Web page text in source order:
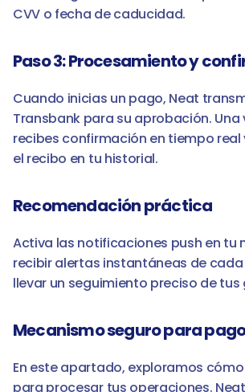
CVV o fecha de caducidad.
Paso 3: Procesamiento y
Cuando inicias un pago, Neat
Transbank para su aprobación. Una
recibes confirmación en tiempo real
el recibo en tu historial.
Recomendación práctica
Activa las notificaciones push en tu
recibir alertas instantáneas de
llevar un seguimiento preciso de tus
Mecanismo seguro para
En este apartado, exploramos
para procesar tus operaciones.